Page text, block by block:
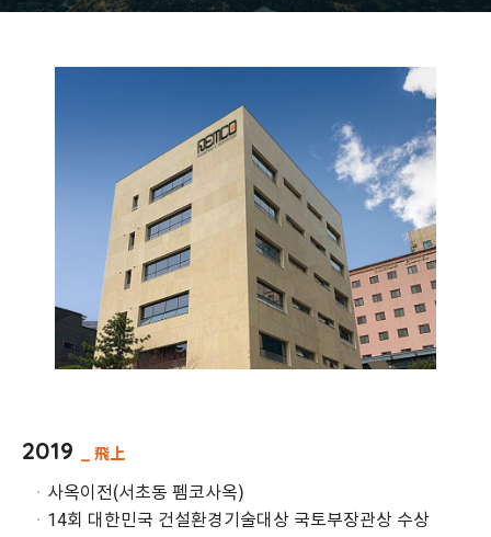
2019 _ 飛上
ㆍ 사옥이전(서초동 펨코사옥)
ㆍ 14회 대한민국 건설환경기술대상 국토부장관상 수상